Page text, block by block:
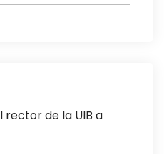
rector de la UIB a